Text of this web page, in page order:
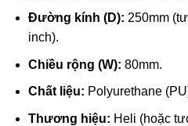
Đường kính (D): 250mm
inch).
Chiều rộng (W): 80mm.
Chất liệu: Polyurethane
Thương hiệu: Heli (hoặc